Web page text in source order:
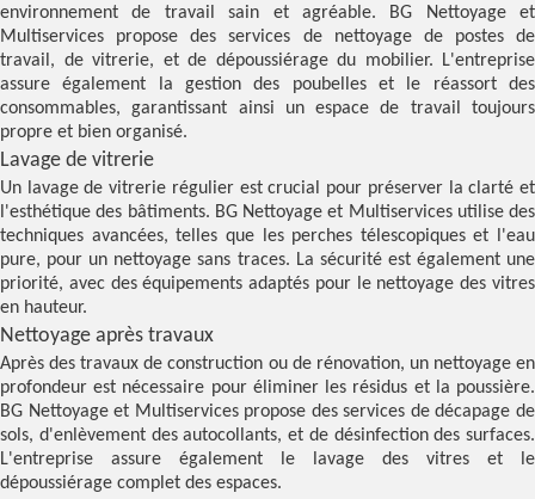
environnement de travail sain et agréable. BG Nettoyage et
Multiservices propose des services de nettoyage de postes de
travail, de vitrerie, et de dépoussiérage du mobilier. L'entreprise
assure également la gestion des poubelles et le réassort des
consommables, garantissant ainsi un espace de travail toujours
propre et bien organisé.
Lavage de vitrerie
Un lavage de vitrerie régulier est crucial pour préserver la clarté et
l'esthétique des bâtiments. BG Nettoyage et Multiservices utilise des
techniques avancées, telles que les perches télescopiques et l'eau
pure, pour un nettoyage sans traces. La sécurité est également une
priorité, avec des équipements adaptés pour le nettoyage des vitres
en hauteur.
Nettoyage après travaux
Après des travaux de construction ou de rénovation, un nettoyage en
profondeur est nécessaire pour éliminer les résidus et la poussière.
BG Nettoyage et Multiservices propose des services de décapage de
sols, d'enlèvement des autocollants, et de désinfection des surfaces.
L'entreprise assure également le lavage des vitres et le
dépoussiérage complet des espaces.